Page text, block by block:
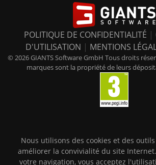
POLITIQUE DE CONFIDENTIALITÉ |
D'UTILISATION | MENTIONS
© 2026 GIANTS Software GmbH Tous droits
marques sont la propriété de leurs
Nous utilisons des cookies et des
améliorer la convivialité du site
votre navigation, vous acceptez